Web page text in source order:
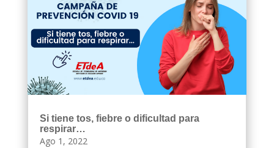
Si tiene tos, fiebre o dificultad para
respirar…
Ago 1, 2022